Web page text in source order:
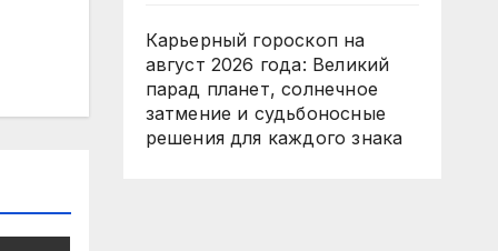
Карьерный гороскоп на
август 2026 года: Великий
парад планет, солнечное
затмение и судьбоносные
решения для каждого знака